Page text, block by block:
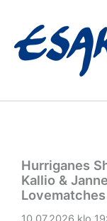
sisältöön
Hurriganes
Kallio &
Lovematches